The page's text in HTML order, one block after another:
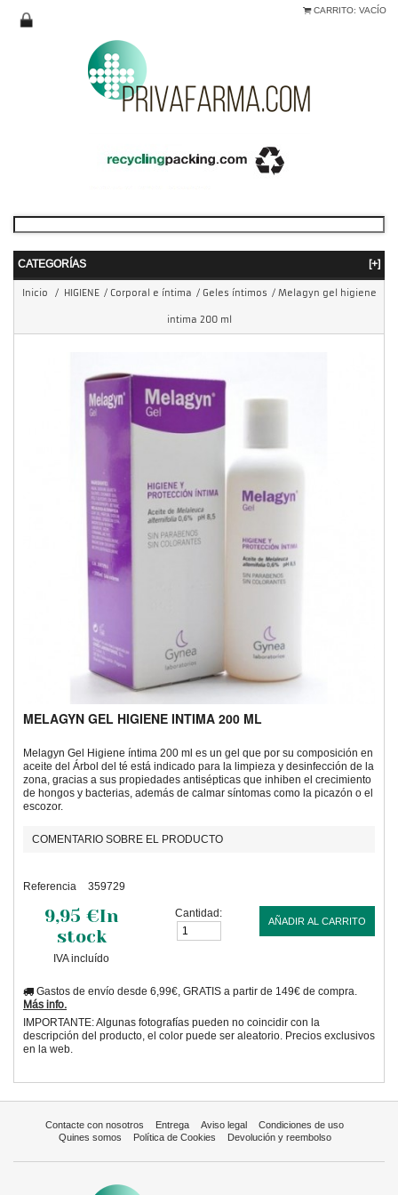
CARRITO: VACÍO
CATEGORÍAS [+]
Inicio / HIGIENE / Corporal e íntima / Geles íntimos / Melagyn gel higiene
intima 200 ml
MELAGYN GEL HIGIENE INTIMA 200 ML
Melagyn Gel Higiene íntima 200 ml es un gel que por su composición en
aceite del Árbol del té está indicado para la limpieza y desinfección de la
zona, gracias a sus propiedades antisépticas que inhiben el crecimiento
de hongos y bacterias, además de calmar síntomas como la picazón o el
escozor.
COMENTARIO SOBRE EL PRODUCTO
Referencia 359729
9,95 €In
stock
IVA incluído
Cantidad:
AÑADIR AL CARRITO
Gastos de envío desde 6,99€, GRATIS a partir de 149€ de compra.
Más info.
IMPORTANTE: Algunas fotografías pueden no coincidir con la
descripción del producto, el color puede ser aleatorio. Precios exclusivos
en la web.
Contacte con nosotros Entrega Aviso legal
Condiciones de uso
Quines somos
Política de Cookies Devolución y reembolso